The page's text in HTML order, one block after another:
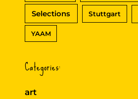
Selections Stuttgart
YAAM
Categories:
art